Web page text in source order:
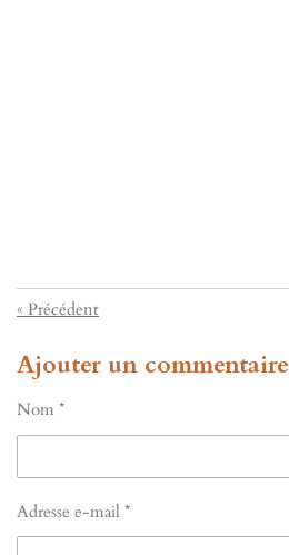
« Précédent
Ajouter un commentaire
Nom *
Adresse e-mail *